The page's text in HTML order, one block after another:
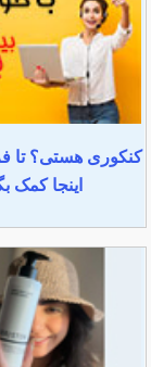
کنکوری هستی؟
اینجا کمک